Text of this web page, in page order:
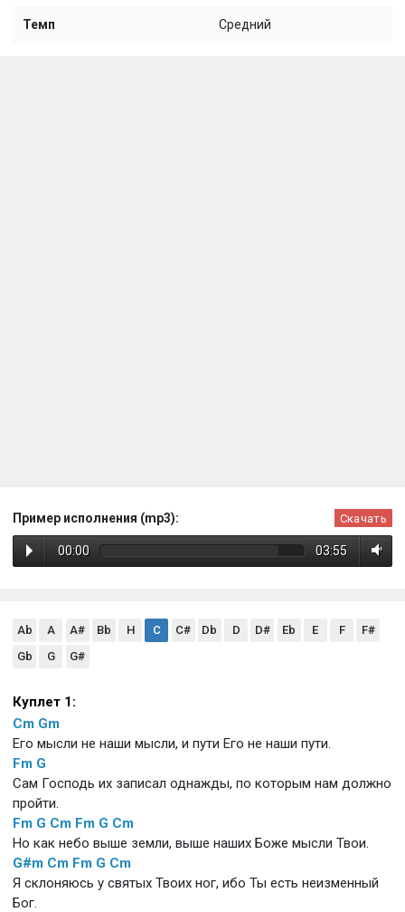
Темп Средний
Пример исполнения (mp3): Скачать
00:00 03:55
Ab A A# Bb H C C# Db D D# Eb E F
F#
Gb
G G#
Куплет 1:
Cm Gm
Его мысли не наши мысли, и пути Его не наши пути.
Fm G
Сам Господь их записал однажды, по которым нам должно
пройти.
Fm G Cm Fm G Cm
Но как небо выше земли, выше наших Боже мысли Твои.
G#m Cm Fm G Cm
Я склоняюсь у святых Твоих ног, ибо Ты есть неизменный
Бог.